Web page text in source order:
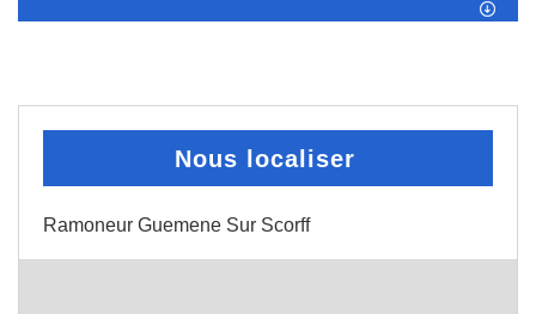
Nous localiser
Ramoneur Guemene Sur Scorff